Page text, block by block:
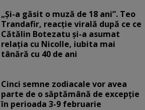
„Și-a găsit o muză de 18 ani”. Teo
Trandafir, reacție virală după ce ce
Cătălin Botezatu și-a asumat
relația cu Nicolle, iubita mai
tânără cu 40 de ani
Cinci semne zodiacale vor avea
parte de o săptămână de excepție
în perioada 3-9 februarie